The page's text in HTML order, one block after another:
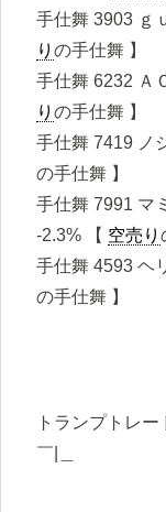
手仕舞 3903 ｇ
り の手仕舞 】
手仕舞 6232 Ａ
り の手仕舞 】
手仕舞 7419 ノ
の手仕舞 】
手仕舞 7991 マ
-2.3% 【 空売り
手仕舞 4593 ヘ
の手仕舞 】
トランプトレー
￣|＿